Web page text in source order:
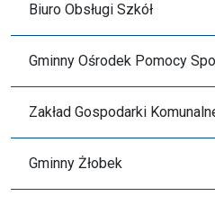
Biuro Obsługi Szkół
Gminny Ośrodek Pomocy
Zakład Gospodarki
Gminny Żłobek